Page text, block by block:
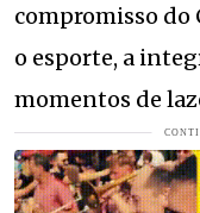
compromisso do
o esporte, a
momentos de